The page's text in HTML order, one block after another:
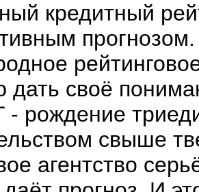
кредитный
дать своё
рождение
свыше
агентство